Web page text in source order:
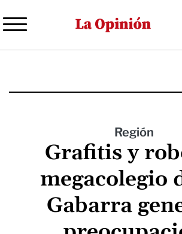
al
principal
Región
Grafitis y
megacolegio
Gabarra